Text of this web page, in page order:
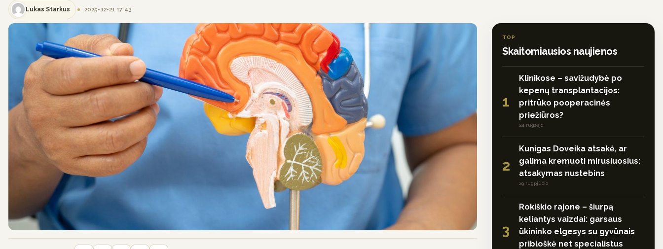
Lukas Starkus 2025-12-21 17:43
TOP
Skaitomiausios naujienos
1
Klinikose – savižudybė po
kepenų transplantacijos:
pritrūko pooperacinės
priežiūros?
24 rugsėjo
2
Kunigas Doveika atsakė, ar
galima kremuoti mirusiuosius:
atsakymas nustebins
29 rugpjūčio
3
Rokiškio rajone – šiurpą
keliantys vaizdai: garsaus
ūkininko elgesys su gyvūnais
pribloškė net specialistus